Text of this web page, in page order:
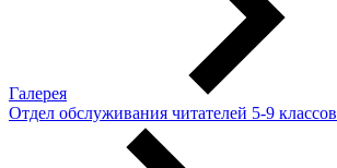
Галерея
Отдел обслуживания читателей 5-9 классов